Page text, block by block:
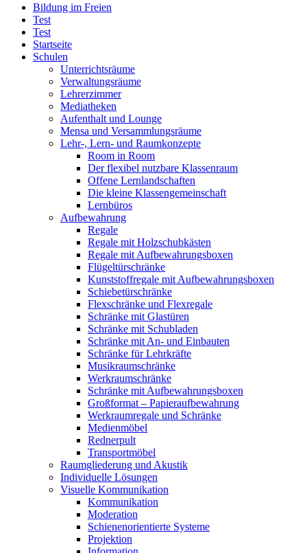
Bildung im Freien
Test
Test
Startseite
Schulen
Unterrichtsräume
Verwaltungsräume
Lehrerzimmer
Mediatheken
Aufenthalt und Lounge
Mensa und Versammlungsräume
Lehr-, Lern- und Raumkonzepte
Room in Room
Der flexibel nutzbare Klassenraum
Offene Lernlandschaften
Die kleine Klassengemeinschaft
Lernbüros
Aufbewahrung
Regale
Regale mit Holzschubkästen
Regale mit Aufbewahrungsboxen
Flügeltürschränke
Kunststoffregale mit Aufbewahrungsboxen
Schiebetürschränke
Flexschränke und Flexregale
Schränke mit Glastüren
Schränke mit Schubladen
Schränke mit An- und Einbauten
Schränke für Lehrkräfte
Musikraumschränke
Werkraumschränke
Schränke mit Aufbewahrungsboxen
Großformat – Papieraufbewahrung
Werkraumregale und Schränke
Medienmöbel
Rednerpult
Transportmöbel
Raumgliederung und Akustik
Individuelle Lösungen
Visuelle Kommunikation
Kommunikation
Moderation
Schienenorientierte Systeme
Projektion